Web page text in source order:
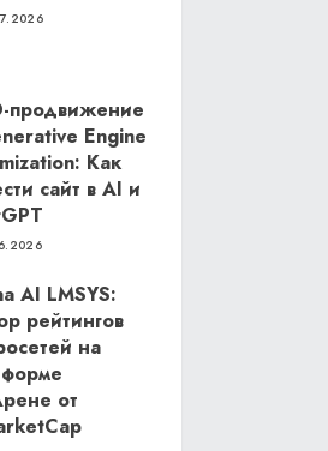
продвижение
Engine
Как
сайт в AI и
AI LMSYS:
рейтингов
на
от